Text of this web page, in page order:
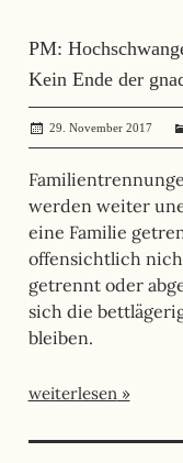
PM:
Kein Ende der
29. November 2017
werden weiter
eine Familie
offensichtlich
getrennt oder
sich die
bleiben.
weiterlesen